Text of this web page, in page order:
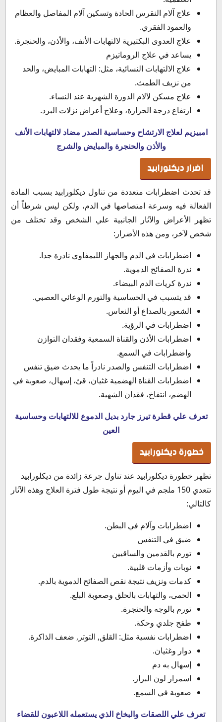
علاج آلام النقرس الحادة وتسكين آلام المفاصل والعظام
والعمود الفقري.
علاج العدوى البكتيرية لالتهابات الأنف، والأذن، والحنجرة.
يساعد في علاج الروماتيزم
علاج الالتهابات النسائية، مثل: التهابات المبايض، والحد
من نزيف الطمث.
علاج مسكن لآلام الدورة الشهرية عند النساء.
ارتفاع درجة الحرارة، وعلاج أعراض نزلات البرد.
امبيزيم لعلاج الارتشاح وحساسية الصدر مضاد لالتهابات الأنف
والأذن والحنجرة والمبايض والشرج
اضرار ديكلورابيد
قد تحدث اضطرابات متعددة من تناول ديكلورابيد بسبب المادة
الفعالة فيه وسرعة امتصاصها في الدم، ولكن ليس شرطاً أن
تظهر الأعراض والآثار الجانبية علي الشخص وقد تختلف من
شخص لآخر، ومن هذه الأضرار:
اضطرابات في الدم والجهاز الليمفاوي نادرة جدا.
ندرة الصفائح الدموية.
ندرة كريات الدم البيضاء.
قد يتسبب في الحساسية والتورم الوعائي العصبي.
الشعور بالصداع أو النعاس.
اضطرابات في الرؤية.
اضطرابات الأذن والقناة السمعية وفقدان التوازن
واضطرابات في السمع.
اضطرابات التنفس والصدر نادراً ما يحدث ضيق تنفس
اضطرابات القناة الهضمية غثيان، قئ، إسهال، صعوبة في
الهضم، انتفاخ، فقدان الشهية.
تعرف علي قطرة تيرز جارد بديل الدموع للالتهابات وحساسية
العين
خطورة ديكلورابيد
تظهر خطورة ديكلورابيد عند تناول جرعة زائدة من ديكلورابيد
تتعدي 150 ملجم في اليوم أو نتيجة طول فترة العلاج وهذه الآثار
كالتالي:
اضطرابات وآلام في البطن.
ضيق في التنفس
تورم بالقدمين والساقيين
نوبات وأزمات قلبية.
كدمات ونزيف نتيجة نقص الصفائح الدموية بالدم.
الحمى، والتهابات بالحلق وصعوبة البلع.
تورم بالوجه والحنجرة.
طفح جلدي وحكة.
اضطرابات نفسية مثل: القلق, التوتر, ضعف الذاكرة.
دوار وغثيان.
إسهال به دم
اسمرار لون البراز.
صعوبة في السمع.
تعرف علي اللصقات والبخاخ الذي يستعمله اللاعبون للقضاء